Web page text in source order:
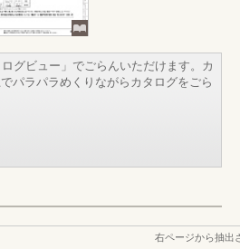
グビュー」でごらんいただけます。カ
パラパラめくりながらカタログをごら
右ページから抽出